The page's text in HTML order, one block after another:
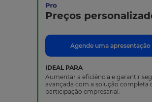
Preços
Agende uma apresentação
IDEAL PARA
Aumentar a eficiência e garantir
avançada com a solução completa
participação empresarial.